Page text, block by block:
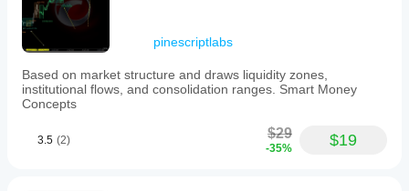
수
있습
니
pinescriptlabs
Based on market structure and draws liquidity zones,
institutional flows, and consolidation ranges. Smart Money
Concepts
3.5 (2) $29
-35% $19